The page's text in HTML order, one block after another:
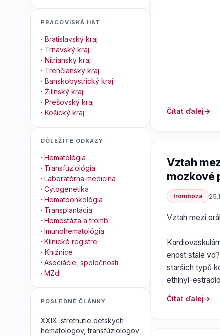
Čítať ďalej
Vztah
mozkové
tromboza
Vztah mezi
enost stále
starších typů
ethinyl-
Čítať ďalej
PRACOVISKÁ HAT
· Bratislavský kraj
· Trnavský kraj
· Nitriansky kraj
· Trenčiansky kraj
· Banskobystrický kraj
· Žilinský kraj
· Prešovský kraj
· Košický kraj
DÔLEŽITÉ ODKAZY
· Hematológia
· Transfuziológia
· Laboratórna medicína
· Cytogenetika
· Hematoonkológia
· Transplantácia
· Hemostáza a tromb.
· Imunohematológia
· Klinické registre
· Knižnice
· Asociácie, spoločnosti
· MZd
POSLEDNÉ ČLÁNKY
XXIX. stretnutie detskych
hematologov, transfúziologov